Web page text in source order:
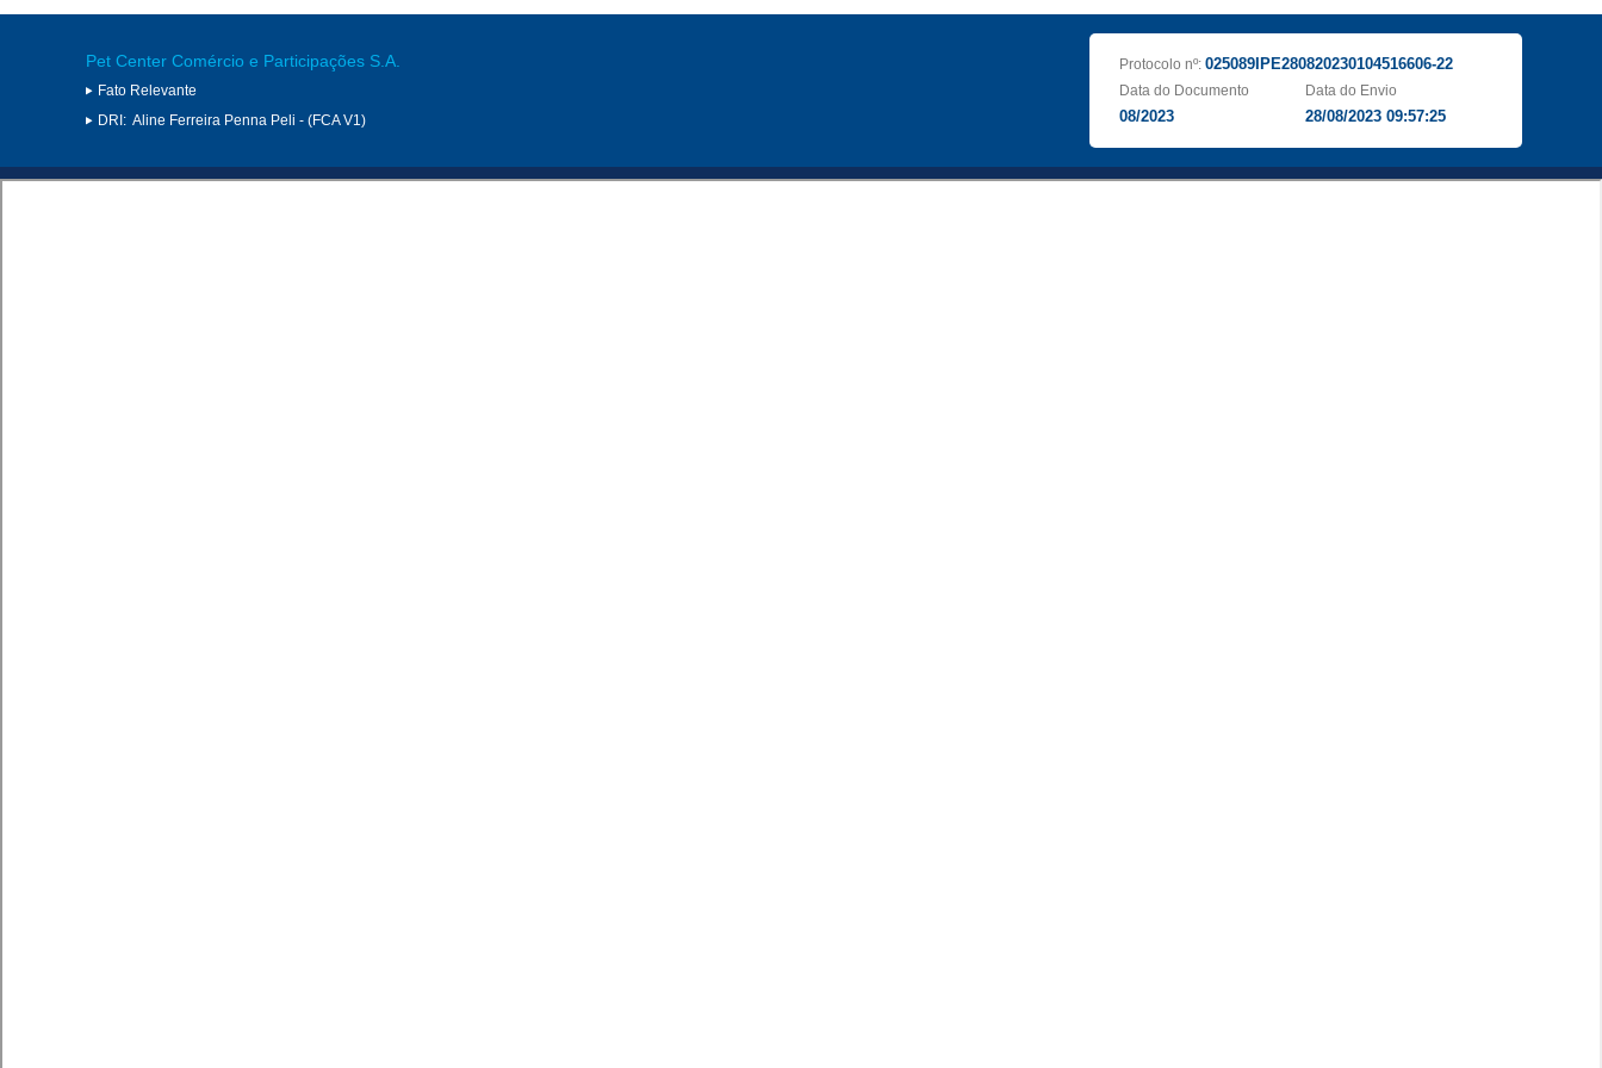
Pet Center Comércio e Participações S.A.
Fato Relevante
DRI: Aline Ferreira Penna Peli - (FCA V1)
Protocolo nº: 025089IPE280820230104516606-22
Data do Documento
08/2023
Data do Envio
28/08/2023 09:57:25